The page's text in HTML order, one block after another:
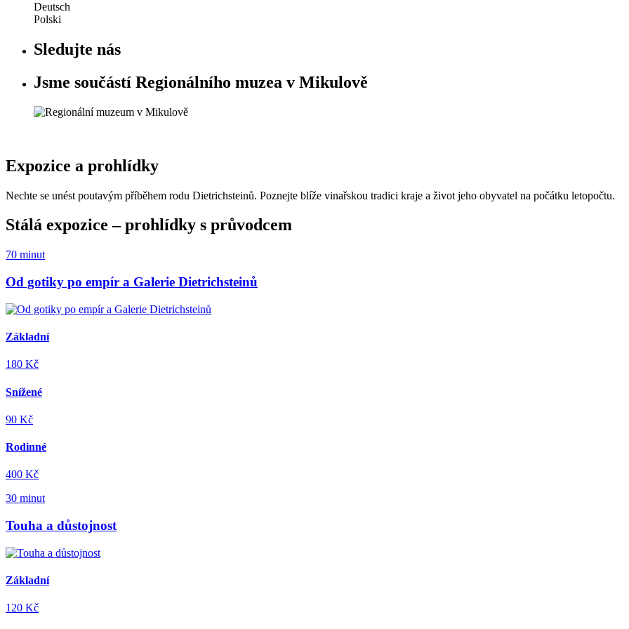
Deutsch
Polski
Sledujte nás
Jsme součástí Regionálního muzea v Mikulově
Expozice a prohlídky
Nechte se unést poutavým příběhem rodu Dietrichsteinů. Poznejte blíže vinařskou tradici kraje a život jeho obyvatel na počátku letopočtu.
Stálá expozice– prohlídky s průvodcem
70 minut
Od gotiky po empír a Galerie Dietrichsteinů
Základní
180 Kč
Snížené
90 Kč
Rodinné
400 Kč
30 minut
Touha a důstojnost
Základní
120 Kč